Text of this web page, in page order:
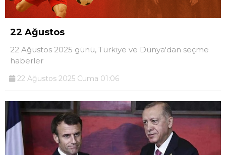
22 Ağustos
22 Ağustos 2025 günü, Türkiye ve Dünya'dan seçme
haberler
22 Ağustos 2025 Cuma 01:06